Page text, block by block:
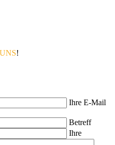
UNS!
Ihre E-Mail
Betreff
Ihre